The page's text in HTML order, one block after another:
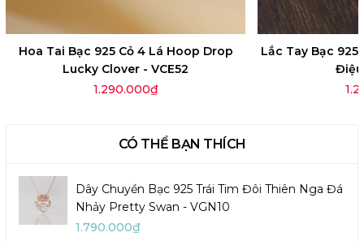
Hoa Tai Bạc 925 Cỏ 4 Lá Hoop Drop
Lucky Clover - VCE52
1.290.000₫
Lắc Tay Bạc
Điệu
CÓ THỂ BẠN THÍCH
Dây Chuyền Bạc 925 Trái Tim Đôi Thiên Nga Đá
Nhảy Pretty Swan - VGN10
1.790.000₫